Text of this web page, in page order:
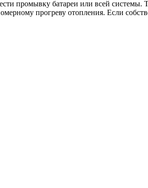
промывку батареи или всей системы.
прогреву отопления. Если